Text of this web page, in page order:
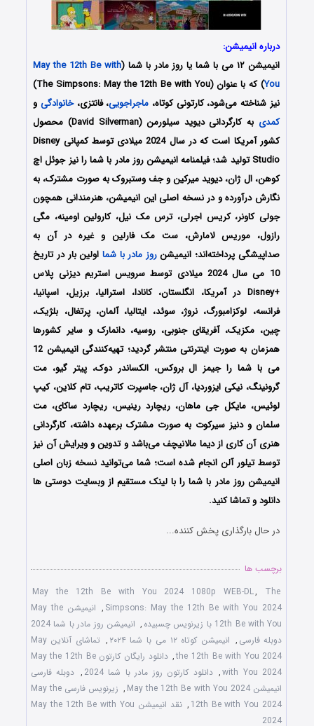
درباره انیمیشن:
انیمیشن۱۲ می با شما یا روز مادر با شما (
May the 12th Be with
You
) که با عنوان (The Simpsons: May the 12th Be with You)
نیز شناخته می‌شود، کارتونی کوتاه، ماجراجویی، فانتزی،خانوادگی و
کمدی
به کارگردانی دیوید سیلورمن (David Silverman) محصول
کشور آمریکا است که در سال 2024 میلادی توسط کمپانی Disney
Studio تولید شد؛ فیلمنامه انیمیشن روز مادر با شما را نیز جوئل اچ
کوهن، ال ژان، دیوید میرکین و جف وستبروک به صورت مشترک، به
نگارش درآورده‌‌‌‌‌‌ و در نسخه اصلی این انیمیشن، هنرمندانی همچون
جولی کاونر، کریس اجرلی، ترس مک نیل، کارولین اومینه، مگی
رازول، موریس لامارش، ست مک فارلین و غیره در آن به
صداپیشگی پرداخته‌اند؛ انیمیشنروز مادر با شما اولین بار در تاریخ
10 می سال 2024 میلادی توسط سرویس استریم دیزنی پلاس
+Disney در آمریکا، انگلستان، کانادا، استرالیا، برزیل، اسپانیا،
فرانسه، لوکزامبورگ، نروژ، سوئد، ایتالیا، آلمان، پرتغال، بلژیک،
چین، مکزیک، آفریقای جنوبی، روسیه، دانمارک و سایر کشورها
همزمان به صورت اینترنتی منتشر گردید؛ تهیه‌کنندگی انیمیشن 12
می با شما را جیمز ال بروکس، الکساندر دوک، پیتر گیو، مت
گرونینگ، نیکی ایزوردیا، آل ژان، جاسپرت کاتریب، تام کلاین، کیپ
لوئیس، مایکل جی ماهان، ریچارد رینیس، ریچارد ساکای، مت
سلمان و دنیز سیرکوت به صورت مشترک برعهده داشته، کارگردانی
هنری آن کاری از دیما مالانیچف می‌باشد و تدوین و ویرایش آن نیز
توسط تیلور آلن انجام شده است؛ شما می‌توانید نسخه زبان اصلی
انیمیشنروز مادر با شما را با لینک مستقیم از وبسایت دوستی ها
دانلود و تماشا کنید.
در حال بارگذاری پخش کننده...
برچسب ها
May the 12th Be with You 2024 1080p WEB-DL, The
Simpsons: May the 12th Be with You 2024
,
انیمیشن May the
12th Be with You با زیرنویس چسبیده
,
انیمیشن روز مادر با شما 2024
دوبله فارسی , انیمیشن کوتاه ۱۲ می با شما ۲۰۲۴ ,
تماشای آنلاین May
the 12th Be with You 2024
,
دانلود رایگان کارتون May the 12th Be
with You 2024
, دانلود کارتون روز مادر با شما 2024 , دوبله فارسی
انیمیشن May the 12th Be with You 2024
,
زیرنویس فارسی May the
12th Be with You 2024
,
نقد انیمیشن May the 12th Be with You
2024